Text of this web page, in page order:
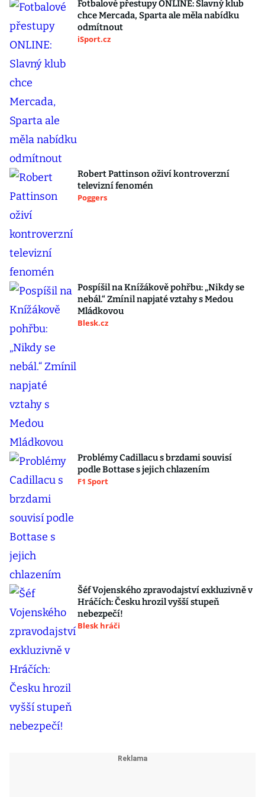
Fotbalové přestupy ONLINE: Slavný klub
chce Mercada, Sparta ale měla nabídku
odmítnout
iSport.cz
Robert Pattinson oživí kontroverzní
televizní fenomén
Poggers
Pospíšil na Knížákově pohřbu: „Nikdy se
nebál.“ Zmínil napjaté vztahy s Medou
Mládkovou
Blesk.cz
Problémy Cadillacu s brzdami souvisí
podle Bottase s jejich chlazením
F1 Sport
Šéf Vojenského zpravodajství exkluzivně v
Hráčích: Česku hrozil vyšší stupeň
nebezpečí!
Blesk hráči